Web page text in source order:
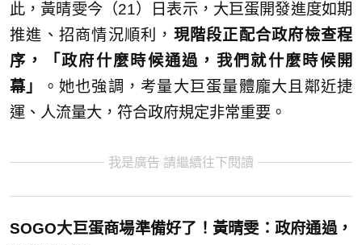
此，黃晴雯今（21）日表示，大巨蛋開發進度如期
推進、招商情況順利， 現階段正配合政府檢查程
序，「政府什麼時候通過，我們就什麼時候開
幕」
。她也強調，考量大巨蛋量體龐大且鄰近捷
運、人流量大，符合政府規定非常重要。
我是廣告 請繼續往下閱讀
SOGO大巨蛋商場準備好了！黃晴雯：政府通過，